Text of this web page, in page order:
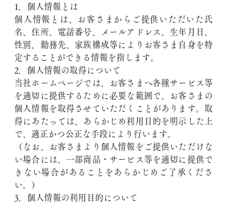
1．個人情報とは
個人情報とは、お客さまからご提供いただいた氏
名、住所、電話番号、メールアドレス、生年月日、
性別、勤務先、家族構成等によりお客さま自身を特
定することができる情報を指します。
2．個人情報の取得について
当社ホームページでは、お客さまへ各種サービス等
を適切に提供するために必要な範囲で、お客さまの
個人情報を取得させていただくことがあります。取
得にあたっては、あらかじめ利用目的を明示した上
で、適正かつ公正な手段により行います。
（なお、お客さまより個人情報をご提供いただけな
い場合には、一部商品・サービス等を適切に提供で
きない場合があることをあらかじめご了承くださ
い。）
3．個人情報の利用目的について